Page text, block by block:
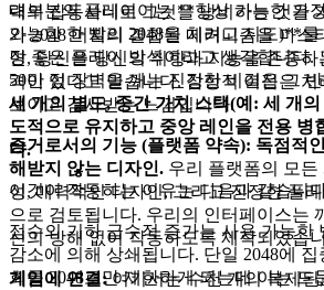
대부분의 플레이어는 **항상 가능한 가
가능한 한 빨리 2048을 치려고 시도)**
장 좋은 플레이 방식이라고 생각합니다.
50만 점 장벽을 깨는 진정한 비결은 그
세 개의 별도, 중간 가치 스택(예: 세 개의
도적으로 유지하고 중앙 레인을 전용 병
다.
이것이 작동하는 이유는 다음과 같습니
점수의 기하 급수적 증가는 사용 가능한
감소에 의해 상쇄됩니다. 단일 2048에 집
회를 2048로만 제한하게 되는데 이는 드
력의 잡동사니로 그것을 낭비하는 것을
와 2048 머지의 결합된 메커니즘을 마스
면, 당신은 당신의 취향과 지능을 존중
격이 있다고 믿습니다. 감정적 이점은
보이고 감사받는 느낌입니다.
증거로서의 기능 (플랫폼 약속): 독점적
해받지 않는 디자인. 우리 플랫폼의 모
성, 매력적인 디자인, 그리고 진정한 플
으로 검토됩니다. 우리의 인터페이스는
신의 방해 없이 작동하도록 제작되었습
게임에 연결:여기서는 수천 개의 복제된